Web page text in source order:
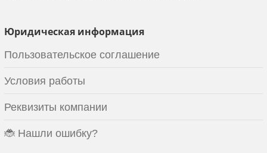
Юридическая информация
Пользовательское соглашение
Условия работы
Реквизиты компании
🐞 Нашли ошибку?